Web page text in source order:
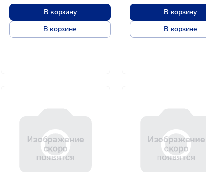
В корзину
В корзине
В корзину
В корзине